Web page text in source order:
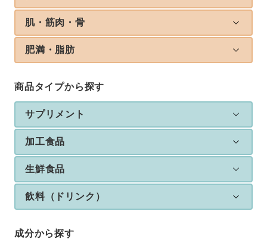
肌・筋肉・骨
肥満・脂肪
商品タイプから探す
サプリメント
加工食品
生鮮食品
飲料（ドリンク）
成分から探す